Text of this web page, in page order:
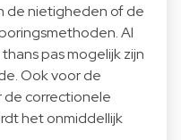
de nietigheden of de
Al
pas mogelijk zijn
Ook voor de
correctionele
het onmiddellijk